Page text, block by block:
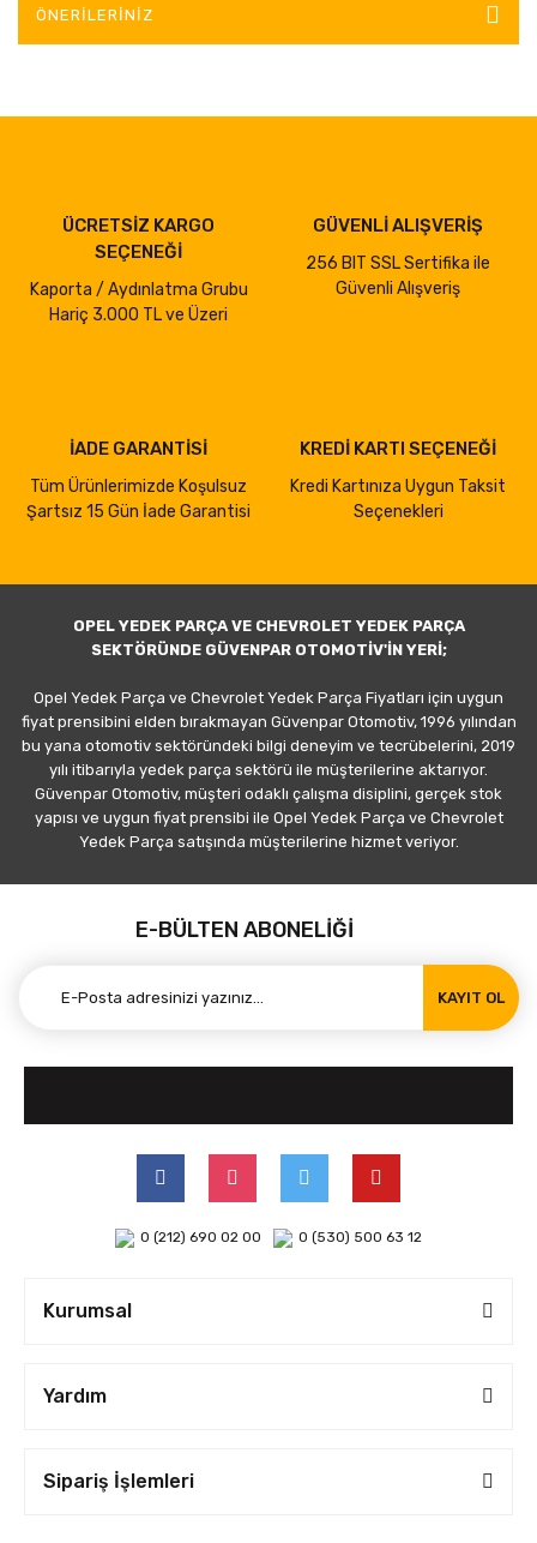
ÖNERILERINIZ
ÜCRETSİZ KARGO
SEÇENEĞİ
Kaporta / Aydınlatma Grubu
Hariç 3.000 TL ve Üzeri
GÜVENLİ ALIŞVERİŞ
256 BIT SSL Sertifika ile
Güvenli Alışveriş
İADE GARANTİSİ
Tüm Ürünlerimizde Koşulsuz
Şartsız 15 Gün İade Garantisi
KREDİ KARTI SEÇENEĞİ
Kredi Kartınıza Uygun Taksit
Seçenekleri
OPEL YEDEK PARÇA VE CHEVROLET YEDEK PARÇA
SEKTÖRÜNDE GÜVENPAR OTOMOTİV'İN YERİ;
Opel Yedek Parça ve Chevrolet Yedek Parça Fiyatları için uygun
fiyat prensibini elden bırakmayan Güvenpar Otomotiv, 1996 yılından
bu yana otomotiv sektöründeki bilgi deneyim ve tecrübelerini, 2019
yılı itibarıyla yedek parça sektörü ile müşterilerine aktarıyor.
Güvenpar Otomotiv, müşteri odaklı çalışma disiplini, gerçek stok
yapısı ve uygun fiyat prensibi ile Opel Yedek Parça ve Chevrolet
Yedek Parça satışında müşterilerine hizmet veriyor.
E-BÜLTEN ABONELİĞİ
KAYIT OL
0 (212) 690 02 00 0 (530) 500 63 12
Kurumsal
Yardım
Sipariş İşlemleri